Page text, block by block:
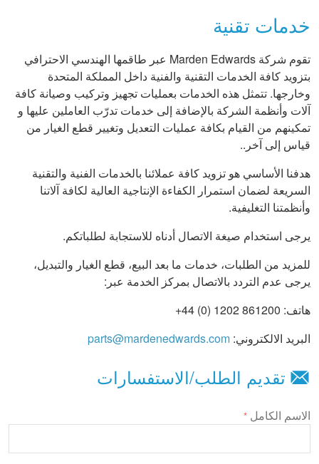
خدمات تقنية
تقوم شركة Marden Edwards عبر طاقمها الهندسي الاحترافي
بتزويد كافة الخدمات التقنية والفنية داخل المملكة المتحدة
وخارجها. تتمثل هذه الخدمات بعمليات تجهيز وتركيب وصيانة كافة
آلات وأنظمة الشركة بالإضافة إلى خدمات تدرّب العاملين عليها و
تمكينهم من القيام بكافة عمليات التعديل وتغيير قطع الغيار من
قياس إلى آخر..
هدفنا الأساسي هو تزويد كافة عملائنا بالخدمات الفنية والتقنية
السريعة لضمان استمرار الكفاءة الإنتاجية العالية لكافة آلاتنا
وأنظمتنا التغليفية.
يرجى استخدام صيغة الاتصال أدناه للاستجابة لطلباتكم.
للمزيد من الطلبات، خدمات ما بعد البيع، قطع الغيار والتبديل،
يرجى عدم التردد بالاتصال بمركز الخدمة عبر:
هاتف: 861200 1202 (0) 44+
البريد الالكتروني: parts@mardenedwards.com
تقديم الطلب/الاستفسارات
الاسم الكامل *